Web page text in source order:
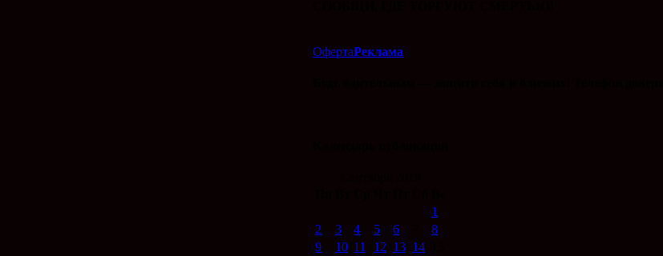
ОфертаРеклама
1
2
3 4 5 6
8
9
10 11 12 13 14